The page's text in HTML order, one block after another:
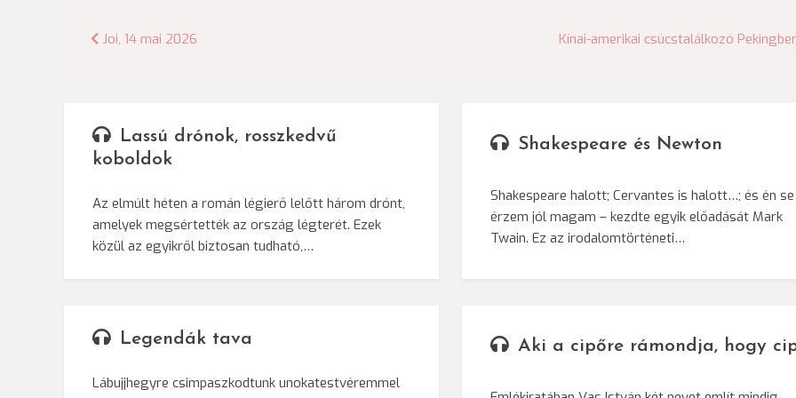
Bejegyzés
Joi, 14 mai 2026 Kínai-amerikai csúcstalálkozó
Lassú drónok, rosszkedvű
koboldok
Az elmúlt héten a román légierő lelőtt három drónt,
amelyek megsértették az ország légterét. Ezek
közül az egyikről biztosan tudható,…
Shakespeare és Newton
Shakespeare halott; Cervantes is halott…; és én se
érzem jól magam – kezdte egyik előadását Mark
Twain. Ez az irodalomtörténeti…
Legendák tava
Lábujjhegyre csimpaszkodtunk unokatestvéremmel
Aki a cipőre rámondja, hogy